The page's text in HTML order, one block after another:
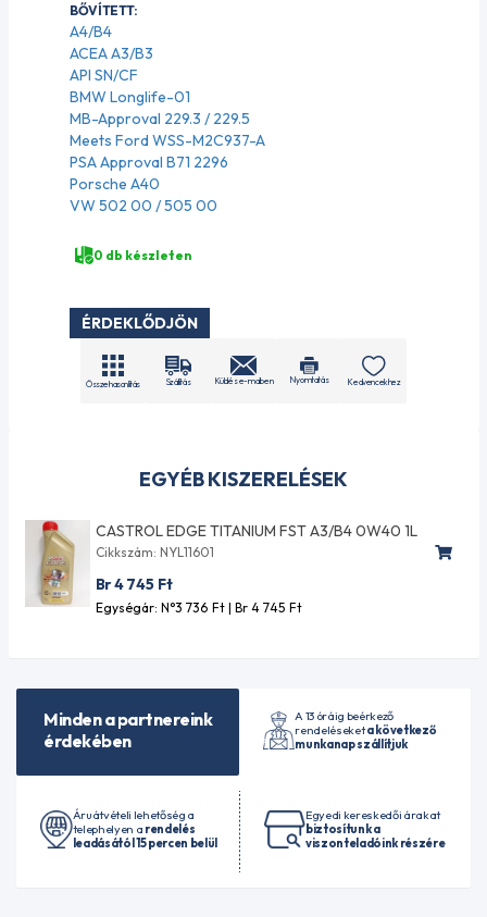
EGYÉB KISZERELÉSEK
CASTROL EDGE TITANIUM FST A3/B4 0W40 1L
Cikkszám: NYL11601
Br 4 745 Ft
Egységár: N°3 736 Ft| Br 4 745 Ft
BŐVÍTETT:
A4/B4
ACEA A3/B3
API SN/CF
BMW Longlife-01
MB-Approval 229.3 / 229.5
Meets Ford WSS-M2C937-A
PSA Approval B71 2296
Porsche A40
VW 502 00 / 505 00
0 db készleten
ÉRDEKLŐDJÖN
Összehasonlítás Szállítás Küldés e-mailben Nyomtatás Kedvencekhez
Minden a partnereink
érdekében
A 13 óráig beérkező
rendeléseketa következő
munkanap szállítjuk
Áruátvételi lehetőség a
telephelyen a rendelés
leadásától 15 percen belül
Egyedi kereskedői árakat
biztosítunk a
viszonteladóink részére